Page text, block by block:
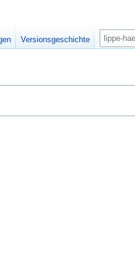
Versionsgeschichte
S
u
e